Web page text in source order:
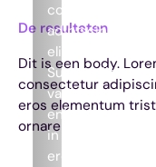
De resultaten
Dit is een body.
consectetur
eros elementum
ornare
consectetur
adipiscing
elit.
Suspendisse
varius
enim
in
eros